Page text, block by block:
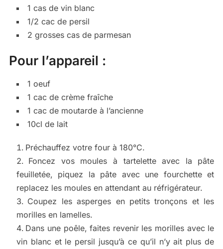
1 cas de vin blanc
1/2 cac de persil
2 grosses cas de parmesan
Pour l’appareil :
1 oeuf
1 cac de crème fraîche
1 cac de moutarde à l’ancienne
10cl de lait
Préchauffez votre four à 180°C.
Foncez vos moules à tartelette avec la pâte
feuilletée, piquez la pâte avec une fourchette et
replacez les moules en attendant au réfrigérateur.
Coupez les asperges en petits tronçons et les
morilles en lamelles.
Dans une poêle, faites revenir les morilles avec le
vin blanc et le persil jusqu’à ce qu’il n’y ait plus de